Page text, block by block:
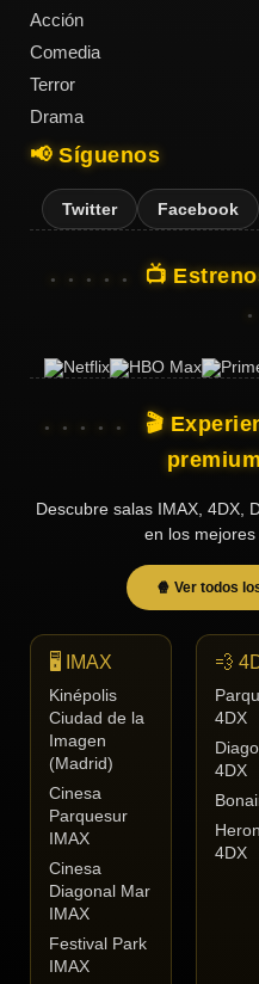
Acción
Comedia
Terror
Drama
📢 Síguenos
Twitter Facebook
📺
🎬
premium
Descubre salas IMAX, 4DX,
en los
🍿 Ver todos
🖥️ IMAX
Kinépolis
Ciudad de la
Imagen
(Madrid)
Cinesa
Parquesur
IMAX
Cinesa
Diagonal Mar
IMAX
Festival Park
IMAX
💨
4DX
4DX
4DX